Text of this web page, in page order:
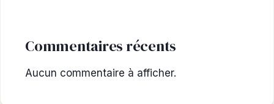
Commentaires récents
Aucun commentaire à afficher.